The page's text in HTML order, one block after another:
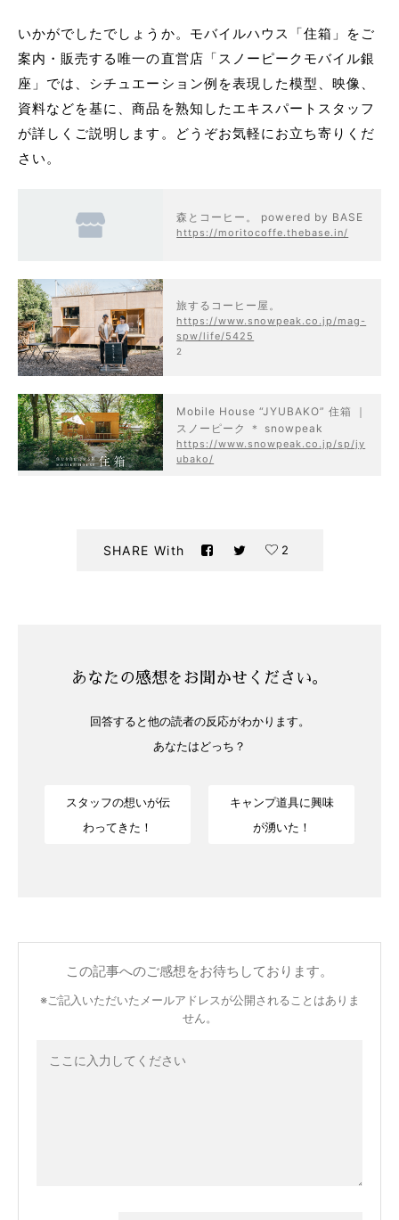
いかがでしたでしょうか。モバイルハウス「住箱」をご
案内・販売する唯一の直営店「スノーピークモバイル銀
座」では、シチュエーション例を表現した模型、映像、
資料などを基に、商品を熟知したエキスパートスタッフ
が詳しくご説明します。どうぞお気軽にお立ち寄りくだ
さい。
森とコーヒー。 powered by BASE
https://moritocoffe.thebase.in/
旅するコーヒー屋。
https://www.snowpeak.co.jp/mag-
spw/life/5425
2
Mobile House “JYUBAKO” 住箱 ｜
スノーピーク ＊ snowpeak
https://www.snowpeak.co.jp/sp/jy
ubako/
SHARE With 2
あなたの感想をお聞かせください。
回答すると他の読者の反応がわかります。
あなたはどっち？
スタッフの想いが伝
わってきた！
キャンプ道具に興味
が湧いた！
この記事へのご感想をお待ちしております。
※ご記入いただいたメールアドレスが公開されることはありま
せん。